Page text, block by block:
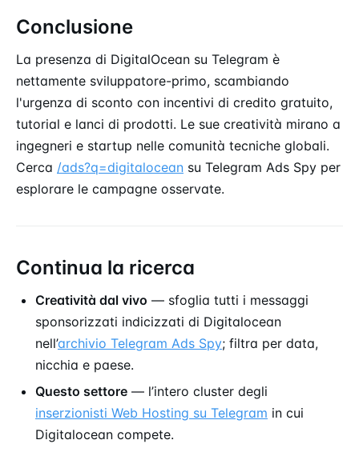
Conclusione
La presenza di DigitalOcean su Telegram è
nettamente sviluppatore-primo, scambiando
l'urgenza di sconto con incentivi di credito gratuito,
tutorial e lanci di prodotti. Le sue creatività mirano a
ingegneri e startup nelle comunità tecniche globali.
Cerca /ads?q=digitalocean su Telegram Ads Spy per
esplorare le campagne osservate.
Continua la ricerca
Creatività dal vivo — sfoglia tutti i messaggi
sponsorizzati indicizzati di Digitalocean
nell’archivio Telegram Ads Spy; filtra per data,
nicchia e paese.
Questo settore — l’intero cluster degli
inserzionisti Web Hosting su Telegram in cui
Digitalocean compete.